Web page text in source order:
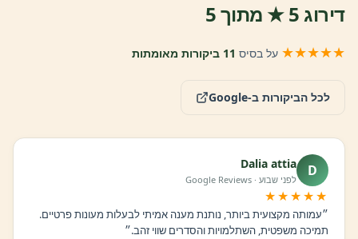
דירוג 5 ★ מתוך 5
★★★★★ על בסיס 11 ביקורות מאומתות
לכל הביקורות ב-Google
D
Dalia attia
לפני שבוע · Google Reviews
★★★★★
״עמותה מקצועית ביותר, נותנת מענה אמיתי לבעלות מעונות פרטיים.
תמיכה משפטית, השתלמויות והסדרים שווי זהב.״